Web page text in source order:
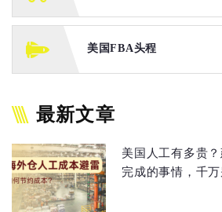
美国FBA头程
最新文章
美国人工有多贵
完成的事情，千